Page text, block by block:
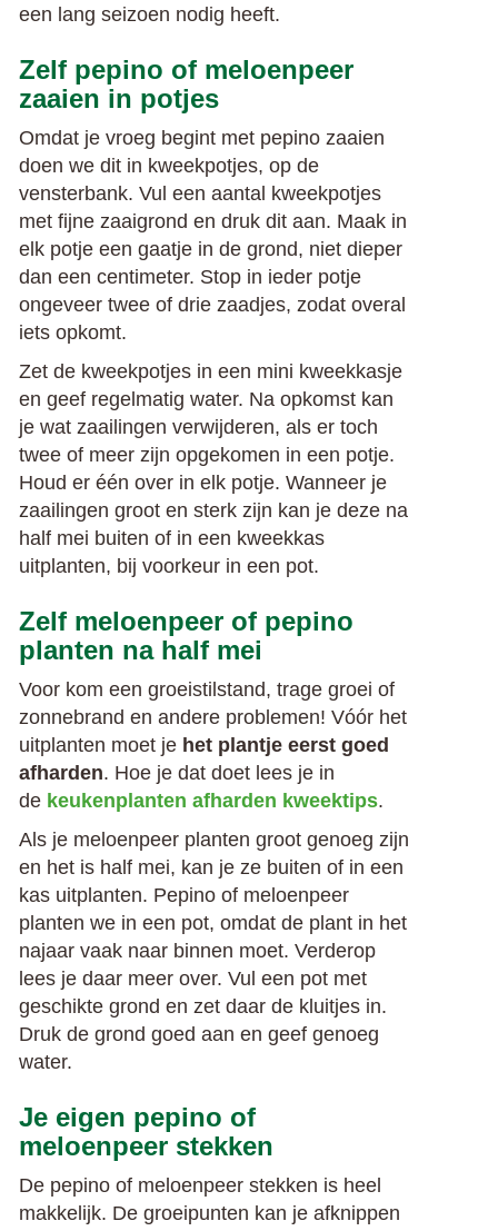
een lang seizoen nodig heeft.
Zelf pepino of meloenpeer
zaaien in potjes
Omdat je vroeg begint met pepino zaaien
doen we dit in kweekpotjes, op de
vensterbank. Vul een aantal kweekpotjes
met fijne zaaigrond en druk dit aan. Maak in
elk potje een gaatje in de grond, niet dieper
dan een centimeter. Stop in ieder potje
ongeveer twee of drie zaadjes, zodat overal
iets opkomt.
Zet de kweekpotjes in een mini kweekkasje
en geef regelmatig water. Na opkomst kan
je wat zaailingen verwijderen, als er toch
twee of meer zijn opgekomen in een potje.
Houd er één over in elk potje. Wanneer je
zaailingen groot en sterk zijn kan je deze na
half mei buiten of in een kweekkas
uitplanten, bij voorkeur in een pot.
Zelf meloenpeer of pepino
planten na half mei
Voor kom een groeistilstand, trage groei of
zonnebrand en andere problemen! Vóór het
uitplanten moet je het plantje eerst goed
afharden. Hoe je dat doet lees je in
de keukenplanten afharden kweektips.
Als je meloenpeer planten groot genoeg zijn
en het is half mei, kan je ze buiten of in een
kas uitplanten. Pepino of meloenpeer
planten we in een pot, omdat de plant in het
najaar vaak naar binnen moet. Verderop
lees je daar meer over. Vul een pot met
geschikte grond en zet daar de kluitjes in.
Druk de grond goed aan en geef genoeg
water.
Je eigen pepino of
meloenpeer stekken
De pepino of meloenpeer stekken is heel
makkelijk. De groeipunten kan je afknippen